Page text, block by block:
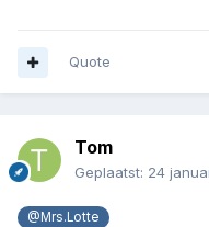
Quote
Tom
Geplaatst: 24
@Mrs.Lotte